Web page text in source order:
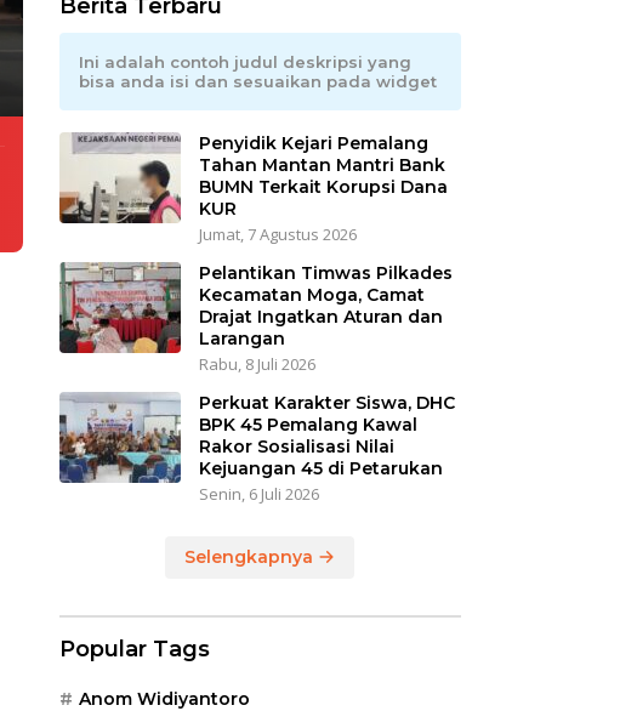
Berita Terbaru
Ini adalah contoh judul deskripsi yang
bisa anda isi dan sesuaikan pada widget
Penyidik Kejari Pemalang
Tahan Mantan Mantri Bank
BUMN Terkait Korupsi Dana
KUR
Jumat, 7 Agustus 2026
Pelantikan Timwas Pilkades
Kecamatan Moga, Camat
Drajat Ingatkan Aturan dan
Larangan
Rabu, 8 Juli 2026
Perkuat Karakter Siswa, DHC
BPK 45 Pemalang Kawal
Rakor Sosialisasi Nilai
Kejuangan 45 di Petarukan
Senin, 6 Juli 2026
Selengkapnya
Popular Tags
Anom Widiyantoro